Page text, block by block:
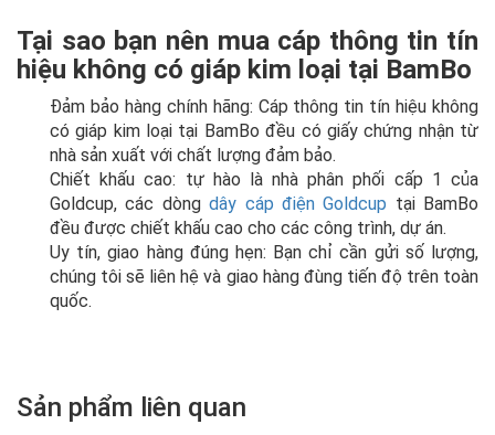
Tại sao bạn nên mua cáp thông tin tín
hiệu không có giáp kim loại tại BamBo
Đảm bảo hàng chính hãng: Cáp thông tin tín hiệu không
có giáp kim loại tại BamBo đều có giấy chứng nhận từ
nhà sản xuất với chất lượng đảm bảo.
Chiết khấu cao: tự hào là nhà phân phối cấp 1 của
Goldcup, các dòngdây cáp điện Goldcup tại BamBo
đều được chiết khấu cao cho các công trình, dự án.
Uy tín, giao hàng đúng hẹn: Bạn chỉ cần gửi số lượng,
chúng tôi sẽ liên hệ và giao hàng đùng tiến độ trên toàn
quốc.
Sản phẩm liên quan